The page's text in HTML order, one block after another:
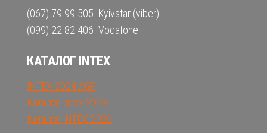
(067) 79 99 505 Kyivstar (viber)
(099) 22 82 406 Vodafone
КАТАЛОГ INTEX
INTEX 2024 AGP
Каталог Intex 2023
Каталог INTEX 2026